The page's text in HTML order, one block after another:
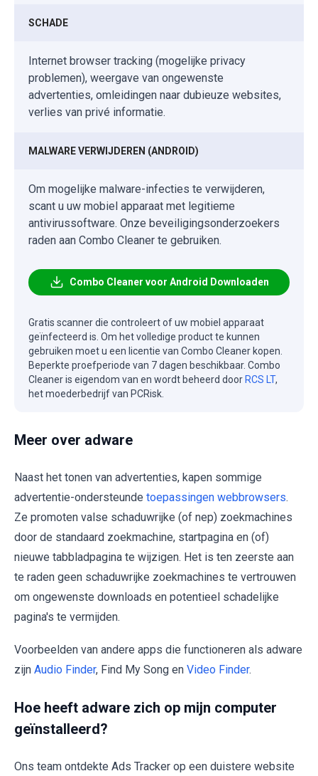
SCHADE
Internet browser tracking (mogelijke privacy
problemen), weergave van ongewenste
advertenties, omleidingen naar dubieuze websites,
verlies van privé informatie.
MALWARE VERWIJDEREN (ANDROID)
Om mogelijke malware-infecties te verwijderen,
scant u uw mobiel apparaat met legitieme
antivirussoftware. Onze beveiligingsonderzoekers
raden aan Combo Cleaner te gebruiken.
Combo Cleaner voor Android Downloaden
Gratis scanner die controleert of uw mobiel apparaat
geïnfecteerd is. Om het volledige product te kunnen
gebruiken moet u een licentie van Combo Cleaner kopen.
Beperkte proefperiode van 7 dagen beschikbaar. Combo
Cleaner is eigendom van en wordt beheerd door RCS LT,
het moederbedrijf van PCRisk.
Meer over adware
Naast het tonen van advertenties, kapen sommige
advertentie-ondersteunde toepassingen webbrowsers.
Ze promoten valse schaduwrijke (of nep) zoekmachines
door de standaard zoekmachine, startpagina en (of)
nieuwe tabbladpagina te wijzigen. Het is ten zeerste aan
te raden geen schaduwrijke zoekmachines te vertrouwen
om ongewenste downloads en potentieel schadelijke
pagina's te vermijden.
Voorbeelden van andere apps die functioneren als adware
zijn Audio Finder, Find My Song en Video Finder.
Hoe heeft adware zich op mijn computer
geïnstalleerd?
Ons team ontdekte Ads Tracker op een duistere website